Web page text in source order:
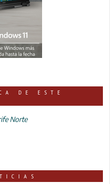
DE ESTE
Norte